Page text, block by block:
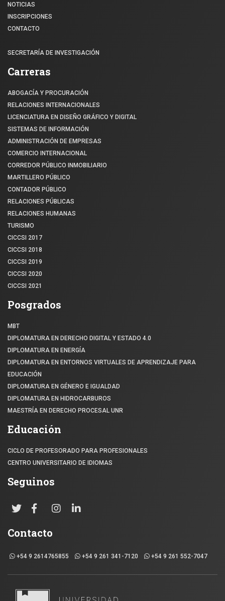
NOTICIAS
INSCRIPCIONES
CONTACTO
SECRETARÍA DE INVESTIGACIÓN
Carreras
ABOGACÍA Y PROCURACIÓN
RELACIONES INTERNACIONALES
LICENCIATURA EN DISEÑO GRÁFICO Y DIGITAL
SISTEMAS DE INFORMACIÓN
ADMINISTRACIÓN DE EMPRESAS
COMERCIO INTERNACIONAL
CORREDOR PÚBLICO INMOBILIARIO
MARTILLERO PÚBLICO
CONTADOR PÚBLICO
RELACIONES PÚBLICAS
RELACIONES HUMANAS
TURISMO
CICCSI 2017
CICCSI 2018
CICCSI 2019
CICCSI 2020
CICCSI 2021
Posgrados
MBT
DIPLOMATURA EN DERECHO DIGITAL Y ESTADO 4.0
DIPLOMATURA EN ENERGÍA
DIPLOMATURA EN ENTORNOS VIRTUALES DE APRENDIZAJE PARA
EDUCACIÓN
DIPLOMATURA EN GÉNERO E IGUALDAD
DIPLOMATURA EN HIDROCARBUROS
MAESTRÍA EN DERECHO PROCESAL UNR
Educación
CICLO DE PROFESORADO PARA PROFESIONALES
CENTRO UNIVERSITARIO DE IDIOMAS
Seguinos
Contacto
+54 9 2614765855 +54 9 261 341-7120 +54 9 261 552-7047